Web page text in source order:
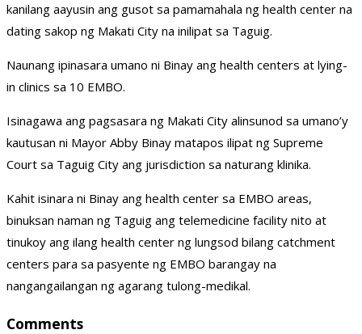
kanilang aayusin ang gusot sa pamamahala ng health center na
dating sakop ng Makati City na inilipat sa Taguig.
Naunang ipinasara umano ni Binay ang health centers at lying-
in clinics sa 10 EMBO.
Isinagawa ang pagsasara ng Makati City alinsunod sa umano’y
kautusan ni Mayor Abby Binay matapos ilipat ng Supreme
Court sa Taguig City ang jurisdiction sa naturang klinika.
Kahit isinara ni Binay ang health center sa EMBO areas,
binuksan naman ng Taguig ang telemedicine facility nito at
tinukoy ang ilang health center ng lungsod bilang catchment
centers para sa pasyente ng EMBO barangay na
nangangailangan ng agarang tulong-medikal.
Comments